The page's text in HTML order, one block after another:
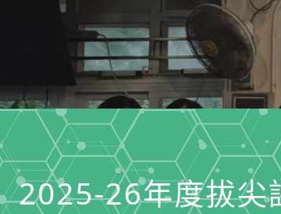
2025-26年度拔尖課程 各科的表